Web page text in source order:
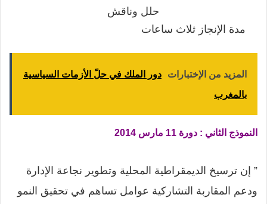
حلل وناقش
مدة الإنجاز ثلاث ساعات
المزيد من الإختبارات
دور الملك في حلّ الأزمات السياسية
بالمغرب
النموذج الثاني : دورة 11 مارس 2014
” إن ترسيخ الديمقراطية المحلية وتطوير نجاعة الإدارة
ودعم المقاربة التشاركية عوامل تساهم في تحقيق النمو